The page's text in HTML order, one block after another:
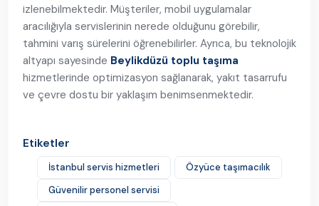
izlenebilmektedir. Müşteriler, mobil uygulamalar
aracılığıyla servislerinin nerede olduğunu görebilir,
tahmini varış sürelerini öğrenebilirler. Ayrıca, bu teknolojik
altyapı sayesinde Beylikdüzü toplu taşıma
hizmetlerinde optimizasyon sağlanarak, yakıt tasarrufu
ve çevre dostu bir yaklaşım benimsenmektedir.
Etiketler
İstanbul servis hizmetleri
Özyüce taşımacılık
Güvenilir personel servisi